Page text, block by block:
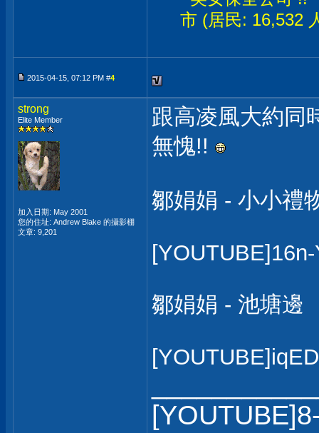
市 (居民: 16,532
2015-04-15, 07:12 PM #4
strong
Elite Member
加入日期: May 2001
您的住址: Andrew Blake 的攝影棚
文章: 9,201
跟高凌風大約同
無愧!!
鄒娟娟 - 小小禮
鄒娟娟 - 池塘邊